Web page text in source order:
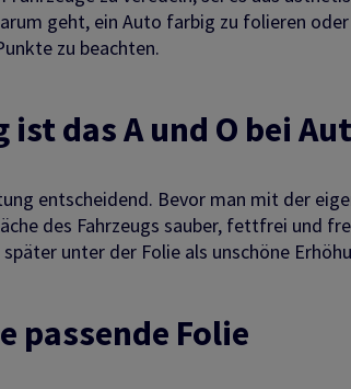
geht, ein Auto farbig zu folieren
zu beachten.
das A und O bei Aut
entscheidend. Bevor man mit der
des Fahrzeugs sauber, fettfrei und
unter der Folie als unschöne
passende Folie